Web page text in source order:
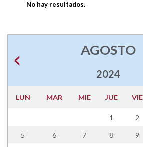
No hay resultados.
AGOSTO
2024
LUN MAR MIE JUE VIE
1 2
5 6 7 8 9